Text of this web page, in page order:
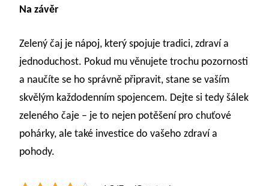
Na závěr
Zelený čaj je nápoj, který spojuje tradici, zdraví a
jednoduchost. Pokud mu věnujete trochu pozornosti
a naučíte se ho správně připravit, stane se vaším
skvělým každodenním spojencem. Dejte si tedy šálek
zeleného čaje – je to nejen potěšení pro chuťové
pohárky, ale také investice do vašeho zdraví a
pohody.